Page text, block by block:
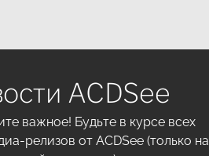
ACDSee
важное! Будьте в курсе всех
релизов от ACDSee (только на